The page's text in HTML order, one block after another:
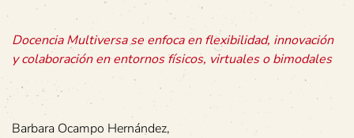
Docencia Multiversa se enfoca en flexibilidad, innovación
y colaboración en entornos físicos, virtuales o bimodales
Barbara Ocampo Hernández,